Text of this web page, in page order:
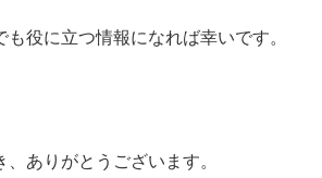
役に立つ情報になれば幸いです。
ありがとうございます。